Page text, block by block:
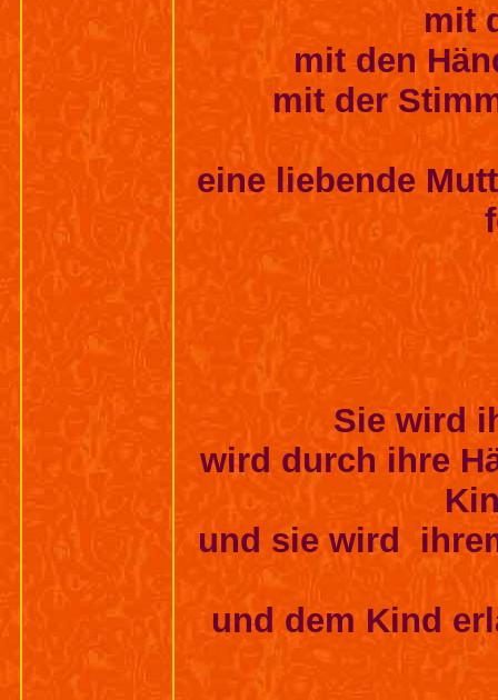
mit
mit den
mit der
eine liebende
Sie wird
wird durch ihre
und sie wird
und dem Kind